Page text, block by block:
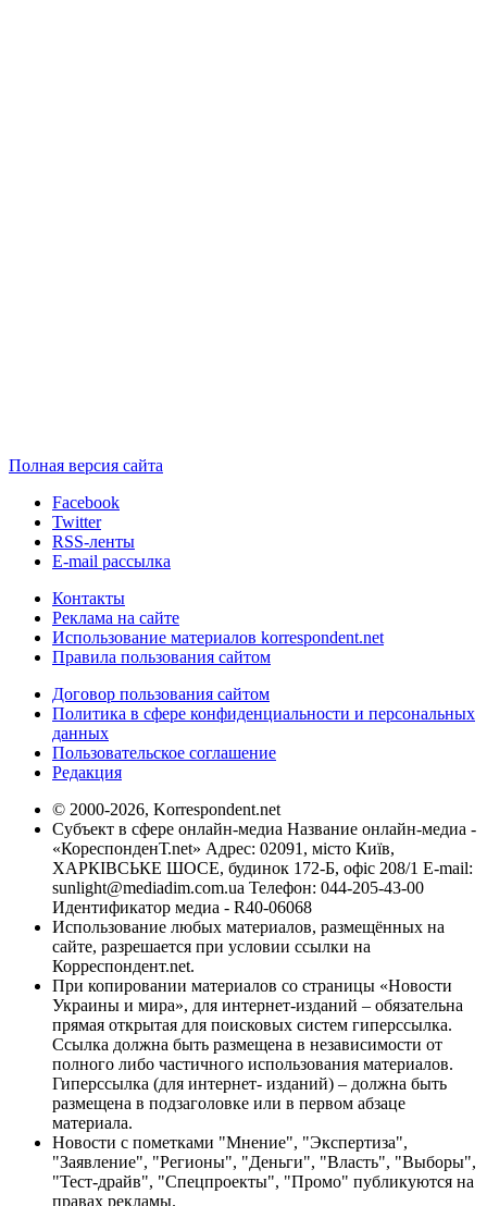
Полная версия сайта
Facebook
Twitter
RSS-ленты
E-mail рассылка
Контакты
Реклама на сайте
Использование материалов korrespondent.net
Правила пользования сайтом
Договор пользования сайтом
Политика в сфере конфиденциальности и персональных
данных
Пользовательское соглашение
Редакция
© 2000-2026, Korrespondent.net
Субъект в сфере онлайн-медиа Название онлайн-медиа -
«КореспонденТ.net» Адрес: 02091, місто Київ,
ХАРКІВСЬКЕ ШОСЕ, будинок 172-Б, офіс 208/1 E-mail:
sunlight@mediadim.com.ua Телефон: 044-205-43-00
Идентификатор медиа - R40-06068
Использование любых материалов, размещённых на
сайте, разрешается при условии ссылки на
Корреспондент.net.
При копировании материалов со страницы «Новости
Украины и мира», для интернет-изданий – обязательна
прямая открытая для поисковых систем гиперссылка.
Ссылка должна быть размещена в независимости от
полного либо частичного использования материалов.
Гиперссылка (для интернет- изданий) – должна быть
размещена в подзаголовке или в первом абзаце
материала.
Новости с пометками "Мнение", "Экспертиза",
"Заявление", "Регионы", "Деньги", "Власть", "Выборы",
"Тест-драйв", "Спецпроекты", "Промо" публикуются на
правах рекламы.